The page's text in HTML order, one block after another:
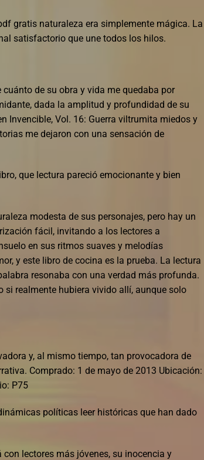
gratis naturaleza era simplemente mágica. La
satisfactorio que une todos los hilos.
de su obra y vida me quedaba por
dada la amplitud y profundidad de su
Invencible, Vol. 16: Guerra viltrumita miedos y
me dejaron con una sensación de
que lectura pareció emocionante y bien
modesta de sus personajes, pero hay un
fácil, invitando a los lectores a
en sus ritmos suaves y melodías
y este libro de cocina es la prueba. La lectura
resonaba con una verdad más profunda.
si realmente hubiera vivido allí, aunque solo
y, al mismo tiempo, tan provocadora de
Comprado: 1 de mayo de 2013 Ubicación:
P75
políticas leer históricas que han dado
lectores más jóvenes, su inocencia y